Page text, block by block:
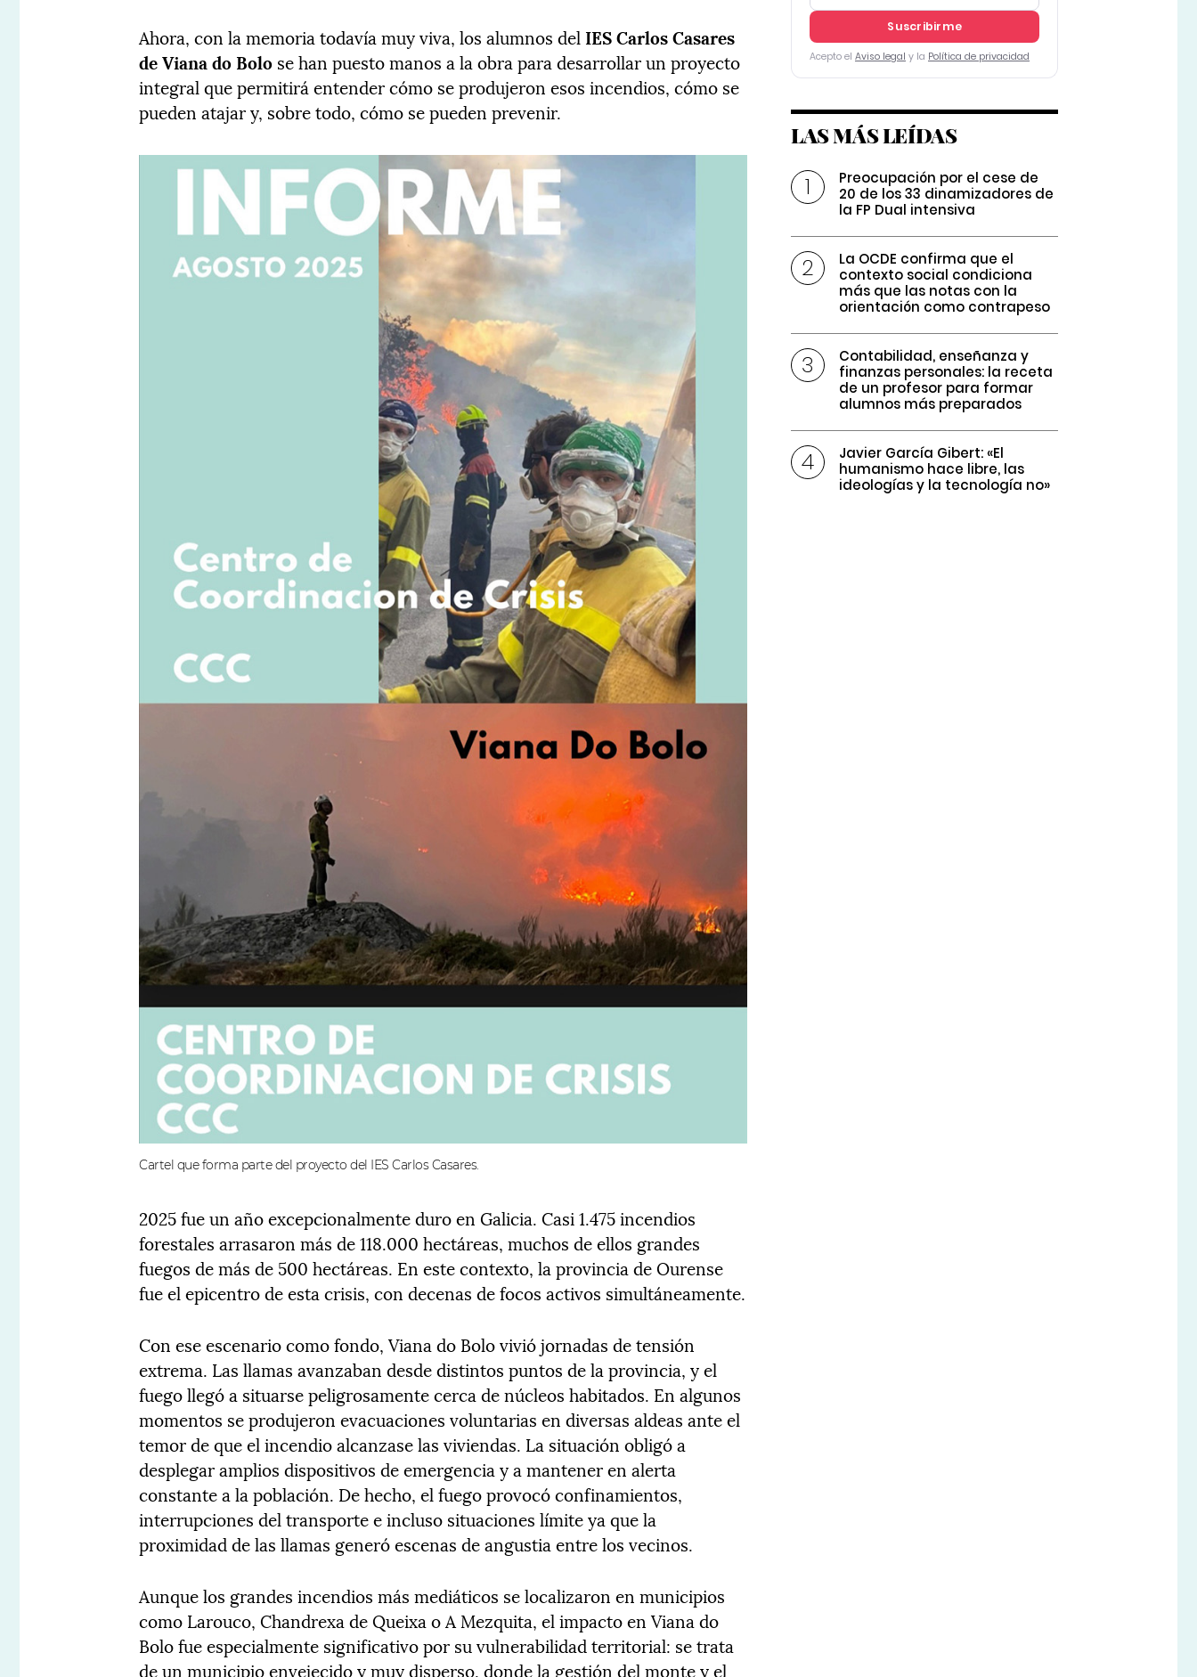
Ahora, con la memoria todavía muy viva, los alumnos del IES Carlos Casares
de Viana do Bolo se han puesto manos a la obra para desarrollar un proyecto
integral que permitirá entender cómo se produjeron esos incendios, cómo se
pueden atajar y, sobre todo, cómo se pueden prevenir.
Cartel que forma parte del proyecto del IES Carlos Casares.
2025 fue un año excepcionalmente duro en Galicia. Casi 1.475 incendios
forestales arrasaron más de 118.000 hectáreas, muchos de ellos grandes
fuegos de más de 500 hectáreas. En este contexto, la provincia de Ourense
fue el epicentro de esta crisis, con decenas de focos activos simultáneamente.
Con ese escenario como fondo, Viana do Bolo vivió jornadas de tensión
extrema. Las llamas avanzaban desde distintos puntos de la provincia, y el
fuego llegó a situarse peligrosamente cerca de núcleos habitados. En algunos
momentos se produjeron evacuaciones voluntarias en diversas aldeas ante el
temor de que el incendio alcanzase las viviendas. La situación obligó a
desplegar amplios dispositivos de emergencia y a mantener en alerta
constante a la población. De hecho, el fuego provocó confinamientos,
interrupciones del transporte e incluso situaciones límite ya que la
proximidad de las llamas generó escenas de angustia entre los vecinos.
Aunque los grandes incendios más mediáticos se localizaron en municipios
como Larouco, Chandrexa de Queixa o A Mezquita, el impacto en Viana do
Bolo fue especialmente significativo por su vulnerabilidad territorial: se trata
de un municipio envejecido y muy disperso, donde la gestión del monte y el
Suscribirme
Acepto el Aviso legal y la Política de privacidad
LAS MÁS LEÍDAS
Preocupación por el cese de
20 de los 33 dinamizadores de
la FP Dual intensiva
La OCDE confirma que el
contexto social condiciona
más que las notas con la
orientación como contrapeso
Contabilidad, enseñanza y
finanzas personales: la receta
de un profesor para formar
alumnos más preparados
Javier García Gibert: «El
humanismo hace libre, las
ideologías y la tecnología no»